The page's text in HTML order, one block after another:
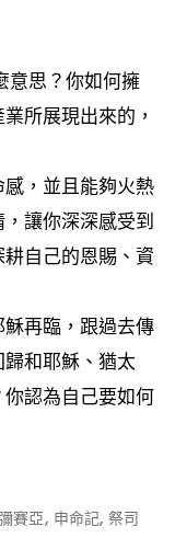
意思？你如何擁
所展現出來的，
，並且能夠火熱
讓你深深感受到
自己的恩賜、資
再臨，跟過去傳
和耶穌、猶太
認為自己要如何
賽亞, 申命記,祭司